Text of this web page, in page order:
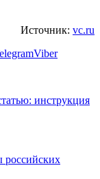
Источник: vc.ru
Viber
инструкция
российских